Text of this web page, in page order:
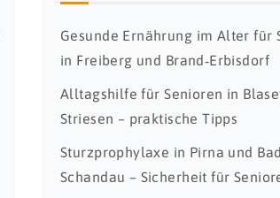
Gesunde Ernährung im Alter für
in Freiberg und Brand‑Erbisdorf
Alltagshilfe für Senioren in
Striesen – praktische Tipps
Sturzprophylaxe in Pirna und Bad
Schandau – Sicherheit für